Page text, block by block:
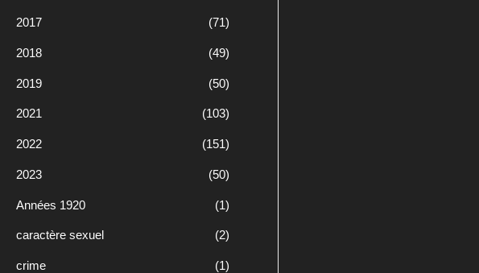
2017 (71)
2018 (49)
2019 (50)
2021 (103)
2022 (151)
2023 (50)
Années 1920 (1)
caractère sexuel (2)
crime (1)